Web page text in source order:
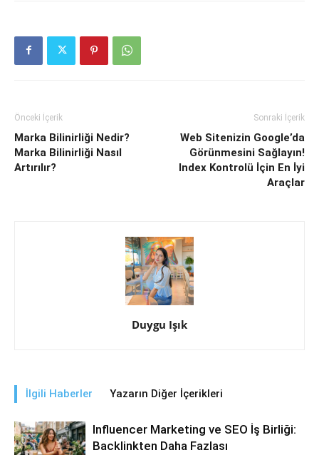
Önceki İçerik
Marka Bilinirliği Nedir?
Marka Bilinirliği Nasıl
Artırılır?
Sonraki İçerik
Web Sitenizin Google’da
Görünmesini Sağlayın!
Index Kontrolü İçin En İyi
Araçlar
Duygu Işık
İlgili Haberler Yazarın Diğer İçerikleri
Influencer Marketing ve SEO İş Birliği:
Backlinkten Daha Fazlası